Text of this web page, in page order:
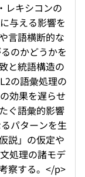
レキシコンの
与える影響を
言語横断的な
のかどうかを
と統語構造の
の語彙処理の
効果を遅らせ
ぐ語彙的影響
パターンを生
説」の仮定や
処理の諸モデ
察する。</p>